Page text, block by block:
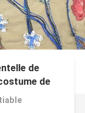
de
de